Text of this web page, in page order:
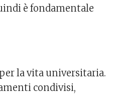
è fondamentale
la vita universitaria.
condivisi,